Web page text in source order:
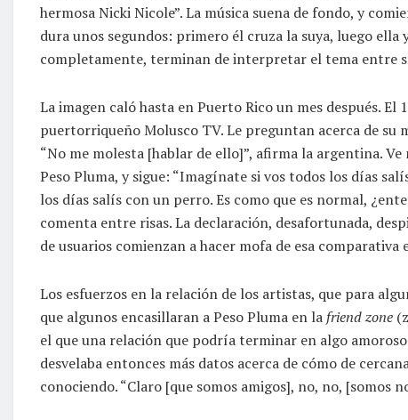
hermosa Nicki Nicole”. La música suena de fondo, y
dura unos segundos: primero él cruza la suya, luego
completamente, terminan de interpretar el tema entre
La imagen caló hasta en Puerto Rico un mes después.
puertorriqueño Molusco TV. Le preguntan acerca de su
“No me molesta [hablar de ello]”, afirma la argentina.
Peso Pluma, y sigue: “Imagínate si vos todos los días
los días salís con un perro. Es como que es normal,
comenta entre risas. La declaración, desafortunada,
de usuarios comienzan a hacer mofa de esa
Los esfuerzos en la relación de los artistas, que para
que algunos encasillaran a Peso Pluma en la friend zone
el que una relación que podría terminar en algo
desvelaba entonces más datos acerca de cómo de
conociendo. “Claro [que somos amigos], no, no, [somos